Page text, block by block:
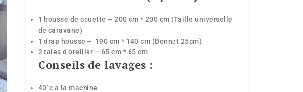
1 housse de couette – 200 cm * 200 cm (Taille universelle
de caravane)
1 drap housse – 190 cm * 140 cm (Bonnet 25cm)
2 taies d’oreiller – 65 cm * 65 cm
Conseils de lavages :
40°c a la machine